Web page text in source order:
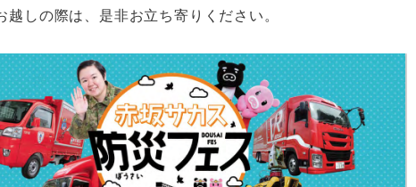
越しの際は、是非お立ち寄りください。